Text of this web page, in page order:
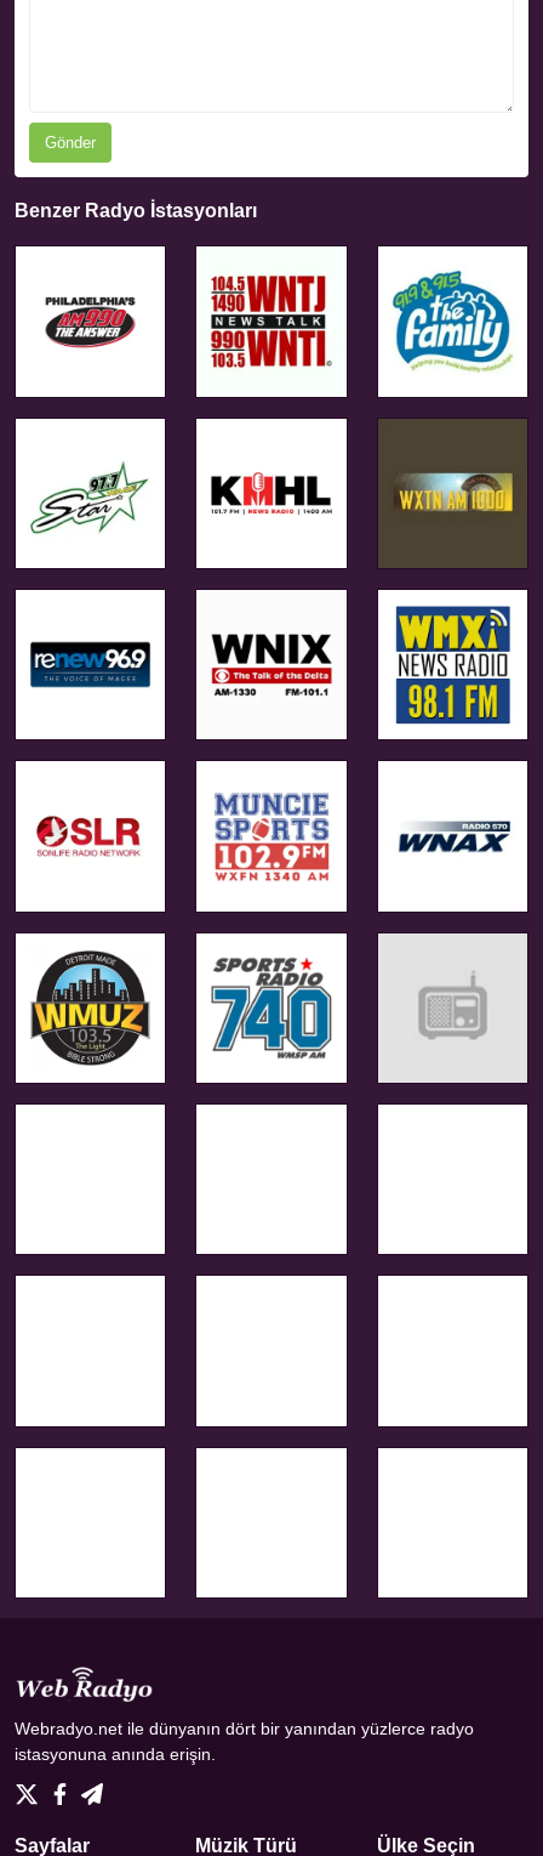
Gönder
Benzer Radyo İstasyonları
Webradyo.net ile dünyanın dört bir yanından yüzlerce radyo
istasyonuna anında erişin.
Sayfalar Müzik Türü Ülke Seçin